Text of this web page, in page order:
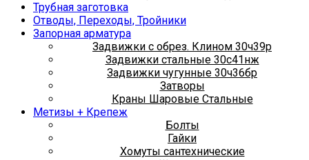
Трубная заготовка
Отводы, Переходы, Тройники
Запорная арматура
Задвижки с обрез. Клином 30ч39р
Задвижки стальные 30с41нж
Задвижки чугунные 30ч36бр
Затворы
Краны Шаровые Стальные
Метизы + Крепеж
Болты
Гайки
Хомуты сантехнические